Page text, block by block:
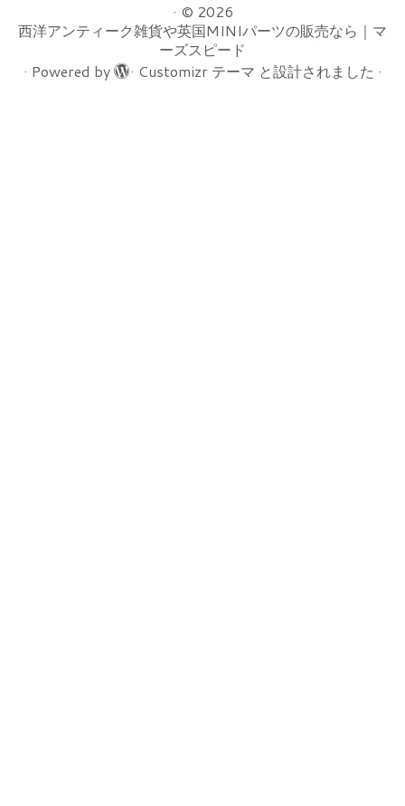
· © 2026
西洋アンティーク雑貨や英国MINIパーツの販売なら｜マ
ーズスピード
· Powered by · Customizr テーマ と設計されました ·